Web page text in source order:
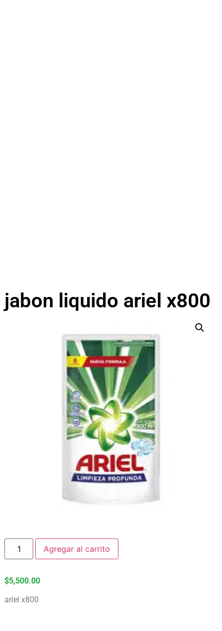
jabon liquido ariel x800
Agregar al carrito
$5,500.00
ariel x800